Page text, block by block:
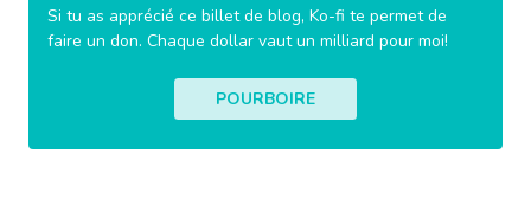
Si tu as apprécié ce billet de blog, Ko-fi te permet de
faire un don. Chaque dollar vaut un milliard pour moi!
POURBOIRE